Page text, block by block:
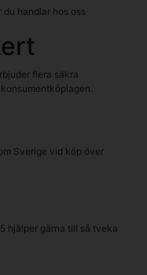
handlar hos oss
flera säkra
Sverige vid köp över
hjälper gärna till så tveka